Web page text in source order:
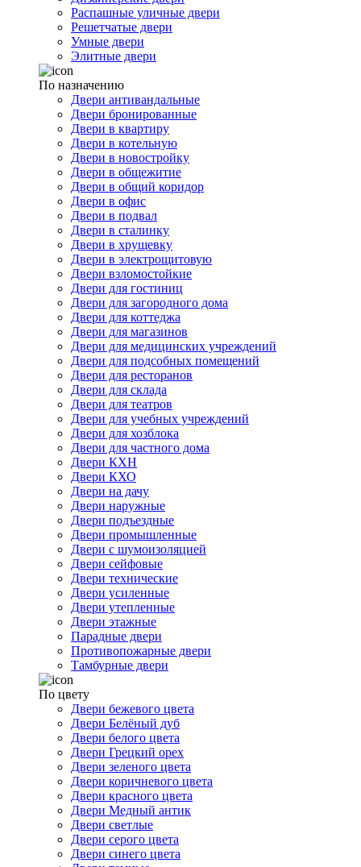
Распашные уличные двери
Решетчатые двери
Умные двери
Элитные двери
По назначению
Двери антивандальные
Двери бронированные
Двери в квартиру
Двери в котельную
Двери в новостройку
Двери в общежитие
Двери в общий коридор
Двери в офис
Двери в подвал
Двери в сталинку
Двери в хрущевку
Двери в электрощитовую
Двери взломостойкие
Двери для гостиниц
Двери для загородного дома
Двери для коттеджа
Двери для магазинов
Двери для медицинских учреждений
Двери для подсобных помещений
Двери для ресторанов
Двери для склада
Двери для театров
Двери для учебных учреждений
Двери для хозблока
Двери для частного дома
Двери КХН
Двери КХО
Двери на дачу
Двери наружные
Двери подъездные
Двери промышленные
Двери с шумоизоляцией
Двери сейфовые
Двери технические
Двери усиленные
Двери утепленные
Двери этажные
Парадные двери
Противопожарные двери
Тамбурные двери
По цвету
Двери бежевого цвета
Двери Белёный дуб
Двери белого цвета
Двери Грецкий орех
Двери зеленого цвета
Двери коричневого цвета
Двери красного цвета
Двери Медный антик
Двери светлые
Двери серого цвета
Двери синего цвета